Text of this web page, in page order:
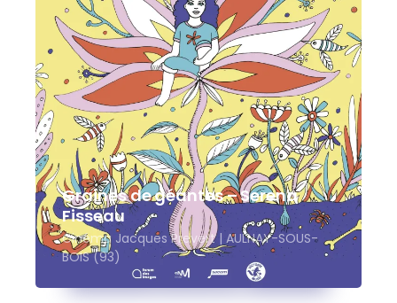
Graines de géantes – Serena
Fisseau
Cinéma Jacques Prevert | AULNAY-SOUS-
BOIS (93)